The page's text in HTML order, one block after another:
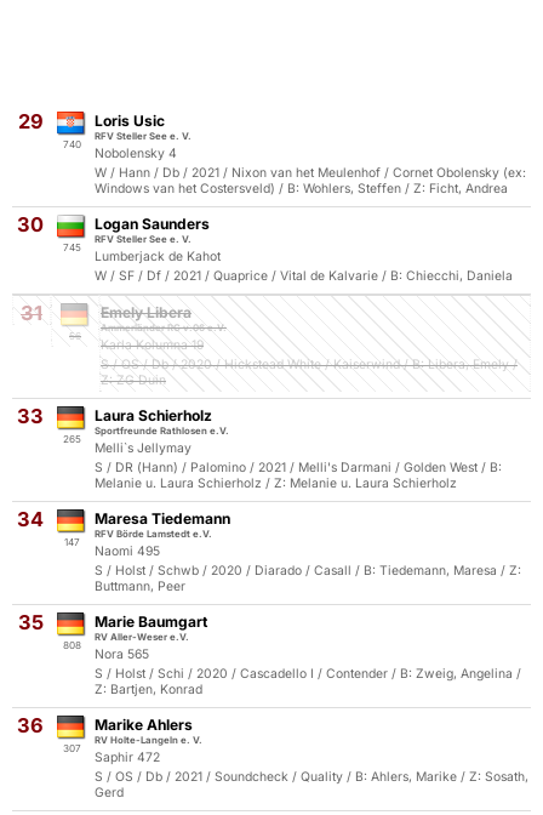
29
740
Loris Usic
RFV Steller See e. V.
Nobolensky 4
W / Hann / Db / 2021 / Nixon van het Meulenhof / Cornet Obolensky (ex:
Windows van het Costersveld) / B: Wohlers, Steffen / Z: Ficht, Andrea
30
745
Logan Saunders
RFV Steller See e. V.
Lumberjack de Kahot
W / SF / Df / 2021 / Quaprice / Vital de Kalvarie / B: Chiecchi, Daniela
31
56
Emely Libera
Ammerländer RC v.06 e.V.
Karla Kolumna 19
S / OS / Db / 2020 / Hickstead White / Kaiserwind / B: Libera, Emely /
Z: ZG Duin
33
265
Laura Schierholz
Sportfreunde Rathlosen e.V.
Melli`s Jellymay
S / DR (Hann) / Palomino / 2021 / Melli's Darmani / Golden West / B:
Melanie u. Laura Schierholz / Z: Melanie u. Laura Schierholz
34
147
Maresa Tiedemann
RFV Börde Lamstedt e.V.
Naomi 495
S / Holst / Schwb / 2020 / Diarado / Casall / B: Tiedemann, Maresa / Z:
Buttmann, Peer
35
808
Marie Baumgart
RV Aller-Weser e.V.
Nora 565
S / Holst / Schi / 2020 / Cascadello I / Contender / B: Zweig, Angelina /
Z: Bartjen, Konrad
36
307
Marike Ahlers
RV Holte-Langeln e. V.
Saphir 472
S / OS / Db / 2021 / Soundcheck / Quality / B: Ahlers, Marike / Z: Sosath,
Gerd